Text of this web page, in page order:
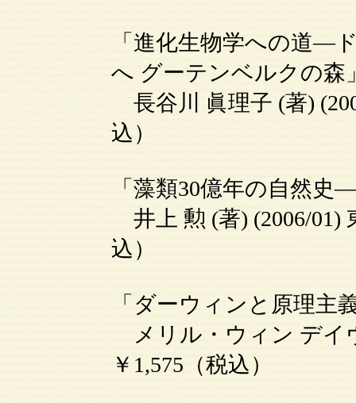
「進化生物学への道―
へ グーテンベルクの森
長谷川 眞理子 (著)
込）
「藻類30億年の自然
井上 勲 (著) (2006/01)
込）
「ダーウィンと原理主
メリル・ウィン デイ
￥1,575（税込）